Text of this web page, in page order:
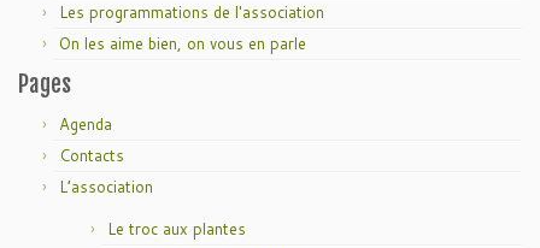
Les programmations de l'association
On les aime bien, on vous en parle
Pages
Agenda
Contacts
L’association
Le troc aux plantes